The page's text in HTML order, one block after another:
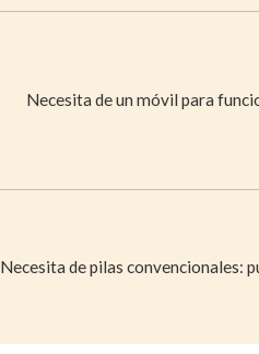
Necesita de un móvil para
Necesita de pilas convencionales: